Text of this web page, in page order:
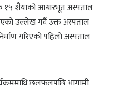
१५ शैयाको आधारभूत अस्पताल
उल्लेख गर्दै उक्त अस्पताल
गरिएको पहिलो अस्पताल